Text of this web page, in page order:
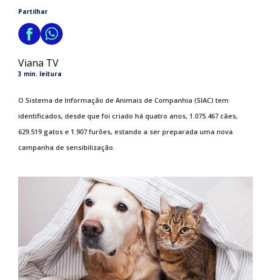
Partilhar
Viana TV
3 min. leitura
O Sistema de Informação de Animais de Companhia (SIAC) tem
identificados, desde que foi criado há quatro anos, 1.075.467 cães,
629.519 gatos e 1.907 furões, estando a ser preparada uma nova
campanha de sensibilização.